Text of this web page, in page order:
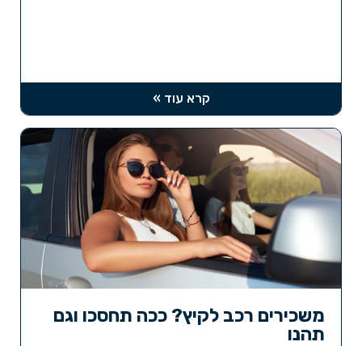
קרא עוד »
משכירים רכב לקיץ? ככה תחסכו וגם
תהנו